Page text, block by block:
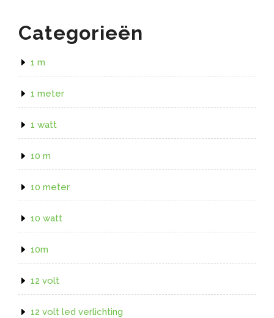
Categorieën
1 m
1 meter
1 watt
10 m
10 meter
10 watt
10m
12 volt
12 volt led verlichting